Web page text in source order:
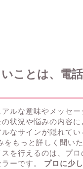
ことは、電
ルな意味やメッセー
の状況や悩みの内容
なサインが隠れてい
をもっと詳しく聞い
を行えるのは、プロ
ーです。 プロに少